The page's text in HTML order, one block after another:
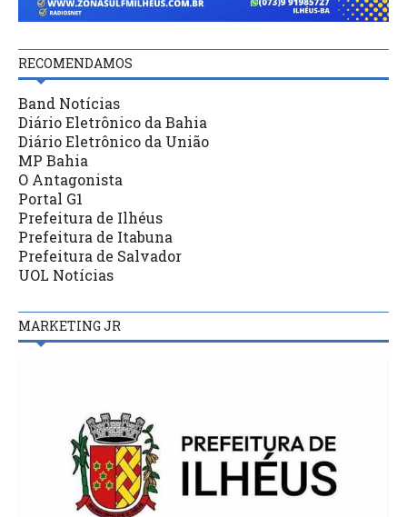
RECOMENDAMOS
Band Notícias
Diário Eletrônico da Bahia
Diário Eletrônico da União
MP Bahia
O Antagonista
Portal G1
Prefeitura de Ilhéus
Prefeitura de Itabuna
Prefeitura de Salvador
UOL Notícias
MARKETING JR